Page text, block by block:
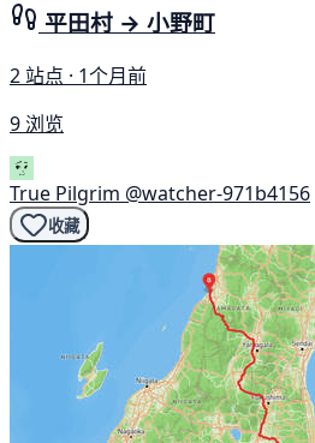
平田村 → 小野町
2 站点 · 1个月前
9 浏览
True Pilgrim @watcher-971b4156
收藏